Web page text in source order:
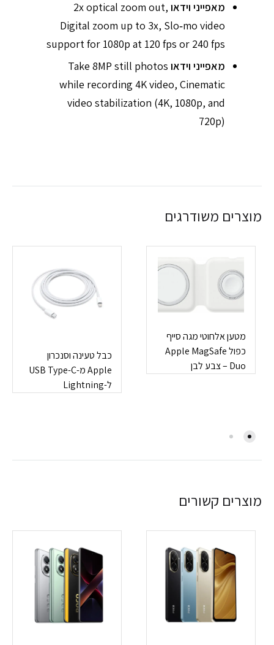
מאפייני וידאו 2x optical zoom out,
Digital zoom up to 3x, Slo‑mo video
support for 1080p at 120 fps or 240 fps
מאפייני וידאו Take 8MP still photos
while recording 4K video, Cinematic
video stabilization (4K, 1080p, and
720p)
מוצרים משודרגים
מטען אלחוטי מגה סייף
כפול Apple MagSafe
Duo – צבע לבן
כבל טעינה וסנכרון
Apple מ-USB Type-C
ל-Lightning
מוצרים קשורים